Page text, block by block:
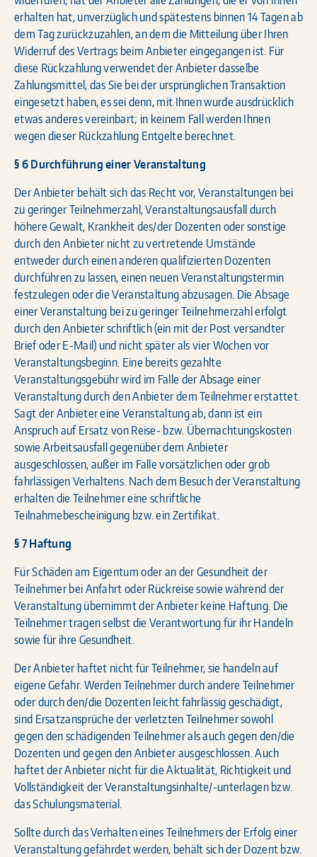
erhalten hat, unverzüglich und spätestens binnen 14 Tagen ab
dem Tag zurückzuzahlen, an dem die Mitteilung über Ihren
Widerruf des Vertrags beim Anbieter eingegangen ist. Für
diese Rückzahlung verwendet der Anbieter dasselbe
Zahlungsmittel, das Sie bei der ursprünglichen Transaktion
eingesetzt haben, es sei denn, mit Ihnen wurde ausdrücklich
etwas anderes vereinbart; in keinem Fall werden Ihnen
wegen dieser Rückzahlung Entgelte berechnet.
§ 6 Durchführung einer Veranstaltung
Der Anbieter behält sich das Recht vor, Veranstaltungen bei
zu geringer Teilnehmerzahl, Veranstaltungsausfall durch
höhere Gewalt, Krankheit des/der Dozenten oder sonstige
durch den Anbieter nicht zu vertretende Umstände
entweder durch einen anderen qualifizierten Dozenten
durchführen zu lassen, einen neuen Veranstaltungstermin
festzulegen oder die Veranstaltung abzusagen. Die Absage
einer Veranstaltung bei zu geringer Teilnehmerzahl erfolgt
durch den Anbieter schriftlich (ein mit der Post versandter
Brief oder E-Mail) und nicht später als vier Wochen vor
Veranstaltungsbeginn. Eine bereits gezahlte
Veranstaltungsgebühr wird im Falle der Absage einer
Veranstaltung durch den Anbieter dem Teilnehmer erstattet.
Sagt der Anbieter eine Veranstaltung ab, dann ist ein
Anspruch auf Ersatz von Reise- bzw. Übernachtungskosten
sowie Arbeitsausfall gegenüber dem Anbieter
ausgeschlossen, außer im Falle vorsätzlichen oder grob
fahrlässigen Verhaltens. Nach dem Besuch der Veranstaltung
erhalten die Teilnehmer eine schriftliche
Teilnahmebescheinigung bzw. ein Zertifikat.
§ 7 Haftung
Für Schäden am Eigentum oder an der Gesundheit der
Teilnehmer bei Anfahrt oder Rückreise sowie während der
Veranstaltung übernimmt der Anbieter keine Haftung. Die
Teilnehmer tragen selbst die Verantwortung für ihr Handeln
sowie für ihre Gesundheit.
Der Anbieter haftet nicht für Teilnehmer, sie handeln auf
eigene Gefahr. Werden Teilnehmer durch andere Teilnehmer
oder durch den/die Dozenten leicht fahrlässig geschädigt,
sind Ersatzansprüche der verletzten Teilnehmer sowohl
gegen den schädigenden Teilnehmer als auch gegen den/die
Dozenten und gegen den Anbieter ausgeschlossen. Auch
haftet der Anbieter nicht für die Aktualität, Richtigkeit und
Vollständigkeit der Veranstaltungsinhalte/-unterlagen bzw.
das Schulungsmaterial.
Sollte durch das Verhalten eines Teilnehmers der Erfolg einer
Veranstaltung gefährdet werden, behält sich der Dozent bzw.